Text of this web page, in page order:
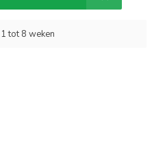
tot 8 weken